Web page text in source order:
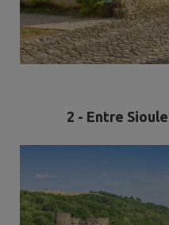
2 - Entre